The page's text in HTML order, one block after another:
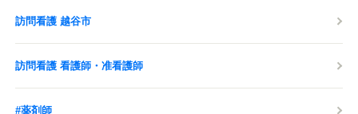
訪問看護 越谷市
訪問看護 看護師・准看護師
#薬剤師